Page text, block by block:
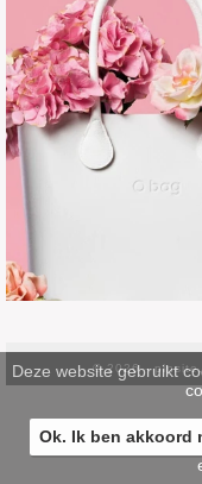
© 2026 -
Deze website gebruikt
Ok. Ik ben akkoord